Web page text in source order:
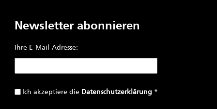
Newsletter abonnieren
Ihre E-Mail-Adresse:
Ich akzeptiere die Datenschutzerklärung *